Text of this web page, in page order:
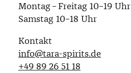
Montag – Freitag 10–19 Uhr
Samstag 10–18 Uhr
Kontakt
info@tara-spirits.de
‭+49 89 26 51 18‬